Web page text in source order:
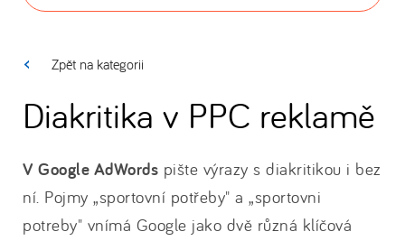
Zpět na kategorii
Diakritika v PPC reklamě
V Google AdWords pište výrazy s diakritikou i bez
ní. Pojmy „sportovní potřeby" a „sportovni
potreby" vnímá Google jako dvě různá klíčová